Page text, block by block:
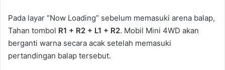
Pada layar “Now Loading” sebelum memasuki arena balap,
Tahan tombol R1 + R2 + L1 + R2. Mobil Mini 4WD akan
berganti warna secara acak setelah memasuki
pertandingan balap tersebut.